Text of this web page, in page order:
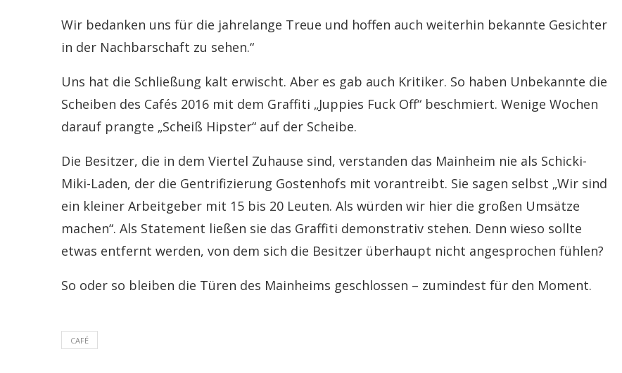
Wir bedanken uns für die jahrelange Treue und hoffen auch weiterhin bekannte Gesichter
in der Nachbarschaft zu sehen.“
Uns hat die Schließung kalt erwischt. Aber es gab auch Kritiker. So haben Unbekannte die
Scheiben des Cafés 2016 mit dem Graffiti „Juppies Fuck Off“ beschmiert. Wenige Wochen
darauf prangte „Scheiß Hipster“ auf der Scheibe.
Die Besitzer, die in dem Viertel Zuhause sind, verstanden das Mainheim nie als Schicki-
Miki-Laden, der die Gentrifizierung Gostenhofs mit vorantreibt. Sie sagen selbst „Wir sind
ein kleiner Arbeitgeber mit 15 bis 20 Leuten. Als würden wir hier die großen Umsätze
machen“. Als Statement ließen sie das Graffiti demonstrativ stehen. Denn wieso sollte
etwas entfernt werden, von dem sich die Besitzer überhaupt nicht angesprochen fühlen?
So oder so bleiben die Türen des Mainheims geschlossen – zumindest für den Moment.
CAFÉ